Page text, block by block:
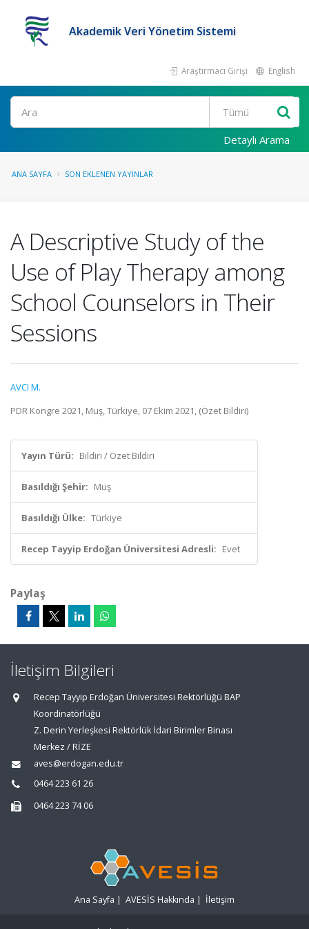
Akademik Veri Yönetim Sistemi
Araştırmacı Girişi English
Ara
Detaylı Arama
ANA SAYFA SON EKLENEN YAYINLAR
A Descriptive Study of the
Use of Play Therapy among
School Counselors in Their
Sessions
AVCI M.
PDR Kongre 2021, Muş, Türkiye, 07 Ekim 2021, (Özet Bildiri)
Yayın Türü: Bildiri / Özet Bildiri
Basıldığı Şehir: Muş
Basıldığı Ülke: Türkiye
Recep Tayyip Erdoğan Üniversitesi Adresli: Evet
Paylaş
İletişim Bilgileri
Recep Tayyip Erdoğan Üniversitesi Rektörlüğü BAP
Koordinatörlüğü
Z. Derin Yerleşkesi Rektörlük İdari Birimler Binası
Merkez / RİZE
aves@erdogan.edu.tr
0464 223 61 26
0464 223 74 06
Ana Sayfa | AVESİS Hakkında | İletişim